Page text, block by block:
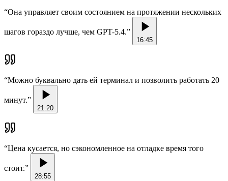
“Она управляет своим состоянием на протяжении нескольких
шагов гораздо лучше, чем GPT-5.4.”
16:45
“Можно буквально дать ей терминал и позволить работать 20
минут.”
21:20
“Цена кусается, но сэкономленное на отладке время того
стоит.”
28:55